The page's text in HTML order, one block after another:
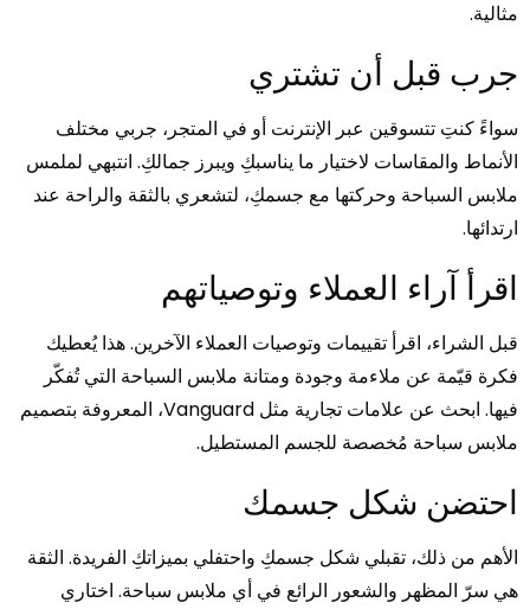
مثالية.
جرب قبل أن تشتري
سواءً كنتِ تتسوقين عبر الإنترنت أو في المتجر، جربي مختلف
الأنماط والمقاسات لاختيار ما يناسبكِ ويبرز جمالكِ. انتبهي لملمس
ملابس السباحة وحركتها مع جسمكِ، لتشعري بالثقة والراحة عند
ارتدائها.
اقرأ آراء العملاء وتوصياتهم
قبل الشراء، اقرأ تقييمات وتوصيات العملاء الآخرين. هذا يُعطيك
فكرة قيّمة عن ملاءمة وجودة ومتانة ملابس السباحة التي تُفكّر
فيها. ابحث عن علامات تجارية مثل Vanguard، المعروفة بتصميم
ملابس سباحة مُخصصة للجسم المستطيل.
احتضن شكل جسمك
الأهم من ذلك، تقبلي شكل جسمكِ واحتفلي بميزاتكِ الفريدة. الثقة
هي سرّ المظهر والشعور الرائع في أي ملابس سباحة. اختاري